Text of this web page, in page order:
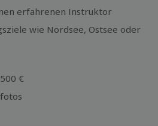
erfahrenen Instruktor
wie Nordsee, Ostsee oder
€